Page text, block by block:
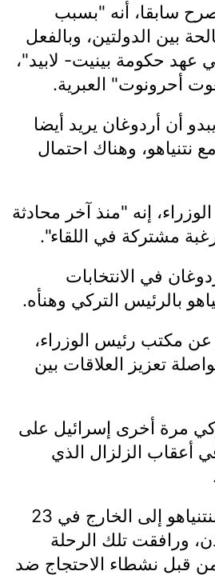
سابقا، أنه "بسبب
بين الدولتين، وبالفعل
حكومة بينيت- لابيد"،
أحرونوت" العبرية.
أن أردوغان يريد أيضا
وهناك احتمال
إنه "منذ آخر محادثة
مشتركة في اللقاء".
في الانتخابات
بالرئيس التركي وهنأه.
مكتب رئيس الوزراء،
تعزيز العلاقات بين
مرة أخرى إسرائيل على
أعقاب الزلزال الذي
وكانت آخر سفرة لنتنياهو إلى الخارج في 23
ورافقت تلك الرحلة
قبل نشطاء الاحتجاج ضد